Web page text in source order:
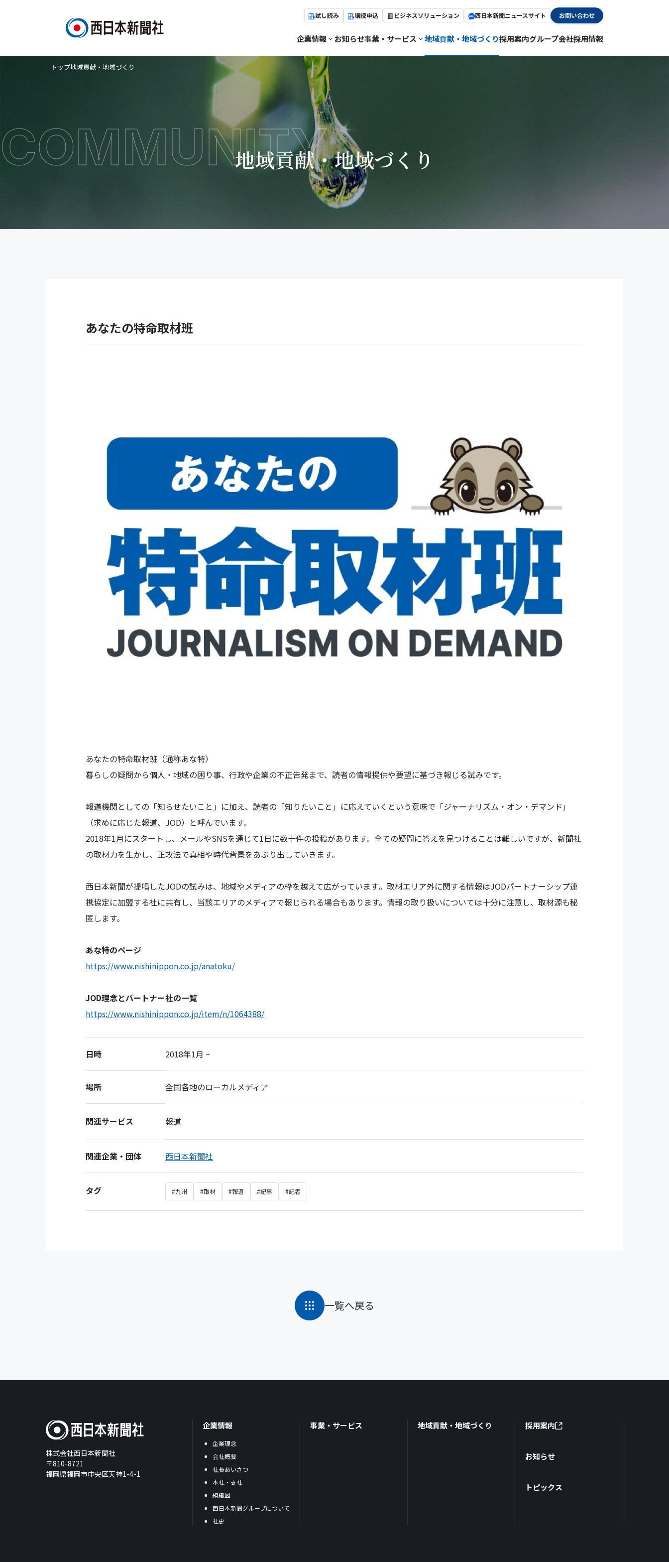
試し読み 購読申込 ビジネスソリューション 西日本新聞ニュースサイト お問い合わせ
企業情報 お知らせ事業・サービス 地域貢献・地域づくり採用案内グループ会社採用情報
トップ地域貢献・地域づくり
地域貢献・地域づくり
COMMUNITY
あなたの特命取材班
あなたの特命取材班（通称あな特）
暮らしの疑問から個人・地域の困り事、行政や企業の不正告発まで、読者の情報提供や要望に基づき報じる試みです。
報道機関としての「知らせたいこと」に加え、読者の「知りたいこと」に応えていくという意味で「ジャーナリズム・オン・デマンド」
（求めに応じた報道、JOD）と呼んでいます。
2018年1月にスタートし、メールやSNSを通じて1日に数十件の投稿があります。全ての疑問に答えを見つけることは難しいですが、新聞社
の取材力を生かし、正攻法で真相や時代背景をあぶり出していきます。
西日本新聞が提唱したJODの試みは、 地域やメディアの枠を越えて広がっています。取材エリア外に関する情報はJODパートナーシップ連
携協定に加盟する社に共有し、当該エリアのメディアで報じられる場合もあります。情報の取り扱いについては十分に注意し、取材源も秘
匿します。
あな特のページ
https://www.nishinippon.co.jp/anatoku/
JOD理念とパートナー社の一覧
https://www.nishinippon.co.jp/item/n/1064388/
日時 2018年1月 ~
場所 全国各地のローカルメディア
関連サービス 報道
関連企業・団体 西日本新聞社
タグ #九州 #取材 #報道 #記事 #記者
一覧へ戻る
株式会社西日本新聞社
〒810-8721
福岡県福岡市中央区天神1-4-1
企業情報
企業理念
会社概要
社長あいさつ
本社・支社
組織図
西日本新聞グループについて
社史
事業・サービス 地域貢献・地域づくり 採用案内
お知らせ
トピックス